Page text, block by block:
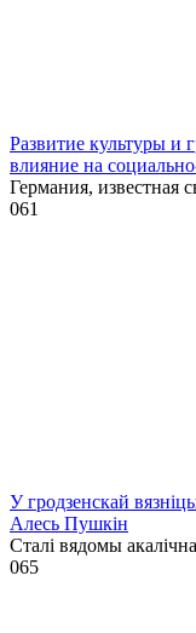
Развитие культуры и
влияние на
Германия, известная
061
У гродзенскай
Алесь Пушкін
Сталі вядомы
065